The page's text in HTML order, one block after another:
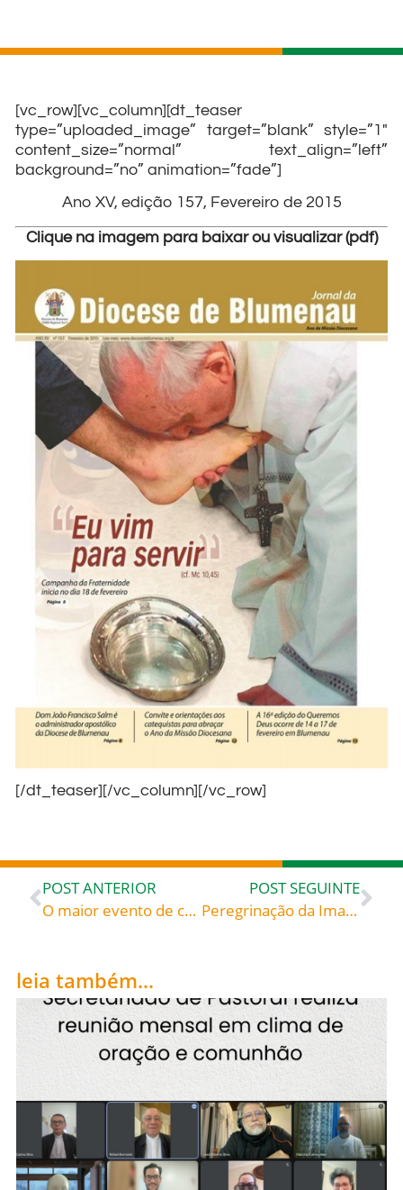
[vc_row][vc_column][dt_teaser
type=”uploaded_image” target=”blank” style=”1″
content_size=”normal” text_align=”left”
background=”no” animation=”fade”]
Ano XV, edição 157, Fevereiro de 2015
Clique na imagem para baixar ou visualizar (pdf)
[/dt_teaser][/vc_column][/vc_row]
POST ANTERIOR
O maior evento de carnaval católico da região vai começar! E você, sua família e amigos são nossos convidados.
POST SEGUINTE
Peregrinação da Imagem de Nossa Senhora Aparecida e Relíquia de São João Paulo II – Programação
leia também...